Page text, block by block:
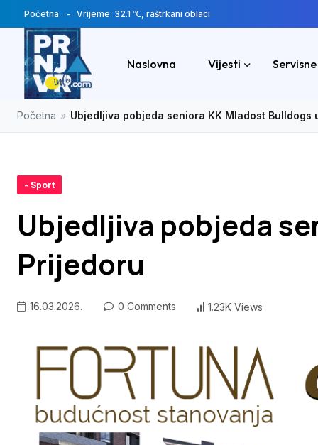
Početna Vrijeme: 32.1 ℃, raštrkani oblaci
Naslovna Vijesti
Početna » Ubjedljiva pobjeda seniora KK Mladost Bulldogs
- Sport
Ubjedljiva pobjeda
Prijedoru
16.03.2026. 0 Comments 1.23K Views